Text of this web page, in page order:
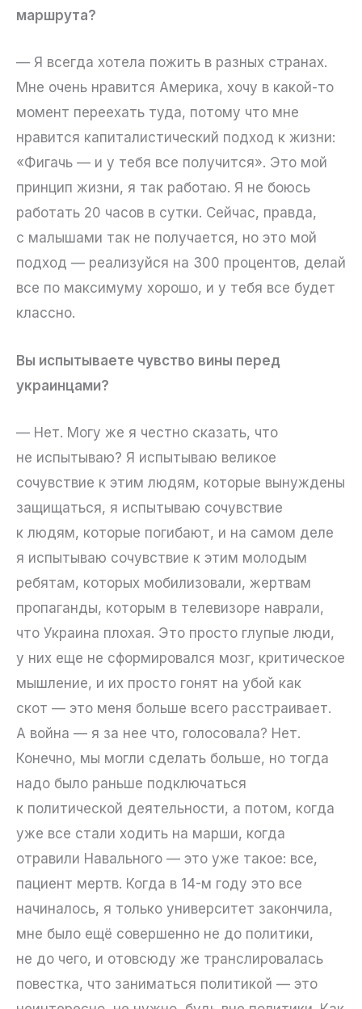
маршрута?
— Я всегда хотела пожить в разных странах.
Мне очень нравится Америка, хочу в какой-то
момент переехать туда, потому что мне
нравится капиталистический подход к жизни:
«Фигачь — и у тебя все получится». Это мой
принцип жизни, я так работаю. Я не боюсь
работать 20 часов в сутки. Сейчас, правда,
с малышами так не получается, но это мой
подход — реализуйся на 300 процентов, делай
все по максимуму хорошо, и у тебя все будет
классно.
Вы испытываете чувство вины перед
украинцами?
— Нет. Могу же я честно сказать, что
не испытываю? Я испытываю великое
сочувствие к этим людям, которые вынуждены
защищаться, я испытываю сочувствие
к людям, которые погибают, и на самом деле
я испытываю сочувствие к этим молодым
ребятам, которых мобилизовали, жертвам
пропаганды, которым в телевизоре наврали,
что Украина плохая. Это просто глупые люди,
у них еще не сформировался мозг, критическое
мышление, и их просто гонят на убой как
скот — это меня больше всего расстраивает.
А война — я за нее что, голосовала? Нет.
Конечно, мы могли сделать больше, но тогда
надо было раньше подключаться
к политической деятельности, а потом, когда
уже все стали ходить на марши, когда
отравили Навального — это уже такое: все,
пациент мертв. Когда в 14-м году это все
начиналось, я только университет закончила,
мне было ещё совершенно не до политики,
не до чего, и отовсюду же транслировалась
повестка, что заниматься политикой — это